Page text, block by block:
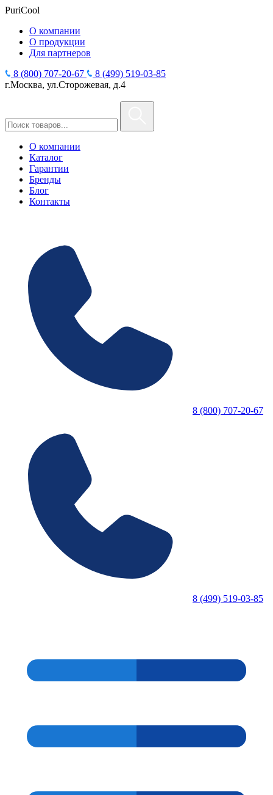
PuriCool
О компании
О продукции
Для партнеров
8 (800) 707-20-67
8 (499) 519-03-85
г.Москва, ул.Сторожевая, д.4
О компании
Каталог
Гарантии
Бренды
Блог
Контакты
8 (800) 707-20-67
8 (499) 519-03-85